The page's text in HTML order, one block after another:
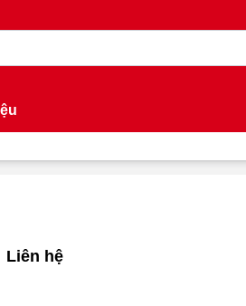
Liên hệ